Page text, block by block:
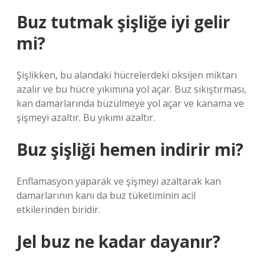
Buz tutmak şişliğe iyi gelir
mi?
Şişlikken, bu alandaki hücrelerdeki oksijen miktarı
azalır ve bu hücre yıkımına yol açar. Buz sıkıştırması,
kan damarlarında büzülmeye yol açar ve kanama ve
şişmeyi azaltır. Bu yıkımı azaltır.
Buz şişliği hemen indirir mi?
Enflamasyon yaparak ve şişmeyi azaltarak kan
damarlarının kanı da buz tüketiminin acil
etkilerinden biridir.
Jel buz ne kadar dayanır?